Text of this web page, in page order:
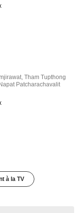
,Tham Tupthong
Patcharachavalit
à la TV